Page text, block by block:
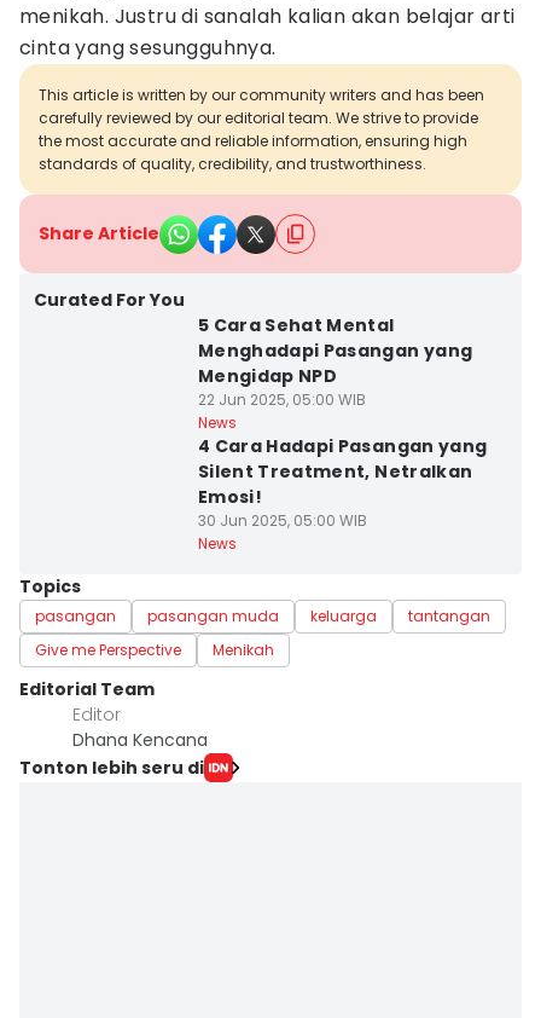
menikah. Justru di sanalah kalian akan belajar arti
cinta yang sesungguhnya.
This article is written by our community writers and has been
carefully reviewed by our editorial team. We strive to provide
the most accurate and reliable information, ensuring high
standards of quality, credibility, and trustworthiness.
Share Article
Curated For You
5 Cara Sehat Mental
Menghadapi Pasangan yang
Mengidap NPD
22 Jun 2025, 05:00 WIB
News
4 Cara Hadapi Pasangan yang
Silent Treatment, Netralkan
Emosi!
30 Jun 2025, 05:00 WIB
News
Topics
pasangan pasangan muda keluarga
tantangan
Give me Perspective
Menikah
Editorial Team
Editor
Dhana Kencana
Tonton lebih seru di